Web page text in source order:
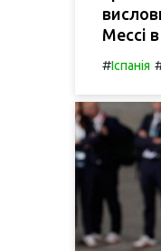
Мессі
#Іспанія